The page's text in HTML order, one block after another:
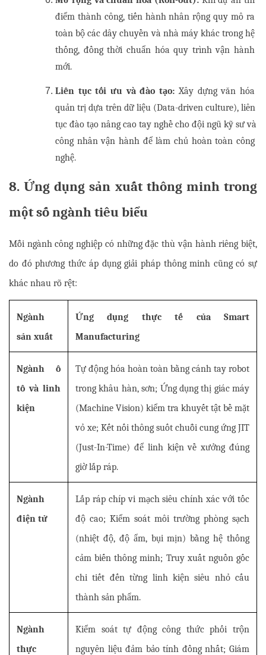
điểm thành công, tiến hành nhân rộng quy mô ra
toàn bộ các dây chuyền và nhà máy khác trong hệ
thống, đồng thời chuẩn hóa quy trình vận hành
mới.
Liên tục tối ưu và đào tạo: Xây dựng văn hóa
quản trị dựa trên dữ liệu (Data-driven culture), liên
tục đào tạo nâng cao tay nghề cho đội ngũ kỹ sư và
công nhân vận hành để làm chủ hoàn toàn công
nghệ.
8. Ứng dụng sản xuất thông minh trong
một số ngành tiêu biểu
Mỗi ngành công nghiệp có những đặc thù vận hành riêng biệt,
do đó phương thức áp dụng giải pháp thông minh cũng có sự
khác nhau rõ rệt:
Ngành
sản xuất
Ứng dụng thực tế của Smart
Manufacturing
Ngành ô
tô và linh
kiện
Tự động hóa hoàn toàn bằng cánh tay robot
trong khâu hàn, sơn; Ứng dụng thị giác máy
(Machine Vision) kiểm tra khuyết tật bề mặt
vỏ xe; Kết nối thông suốt chuỗi cung ứng JIT
(Just-In-Time) để linh kiện về xưởng đúng
giờ lắp ráp.
Ngành
điện tử
Lắp ráp chíp vi mạch siêu chính xác với tốc
độ cao; Kiểm soát môi trường phòng sạch
(nhiệt độ, độ ẩm, bụi mịn) bằng hệ thống
cảm biến thông minh; Truy xuất nguồn gốc
chi tiết đến từng linh kiện siêu nhỏ cấu
thành sản phẩm.
Ngành
thực
Kiểm soát tự động công thức phối trộn
nguyên liệu đảm bảo tính đồng nhất; Giám